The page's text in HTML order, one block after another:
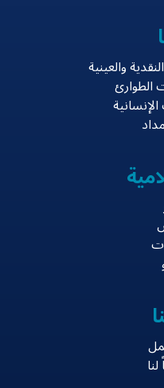
والعينية
الطوارئ